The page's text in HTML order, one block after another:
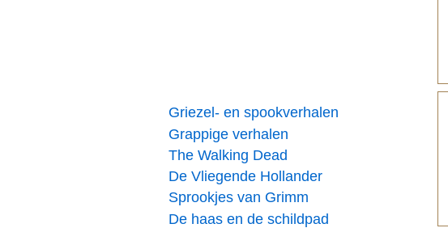
Griezel- en spookverhalen
Grappige verhalen
The Walking Dead
De Vliegende Hollander
Sprookjes van Grimm
De haas en de schildpad